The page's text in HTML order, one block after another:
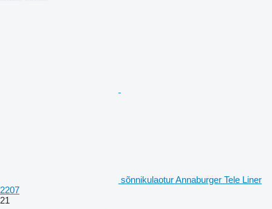
sõnnikulaotur Annaburger Tele Liner
2207
21